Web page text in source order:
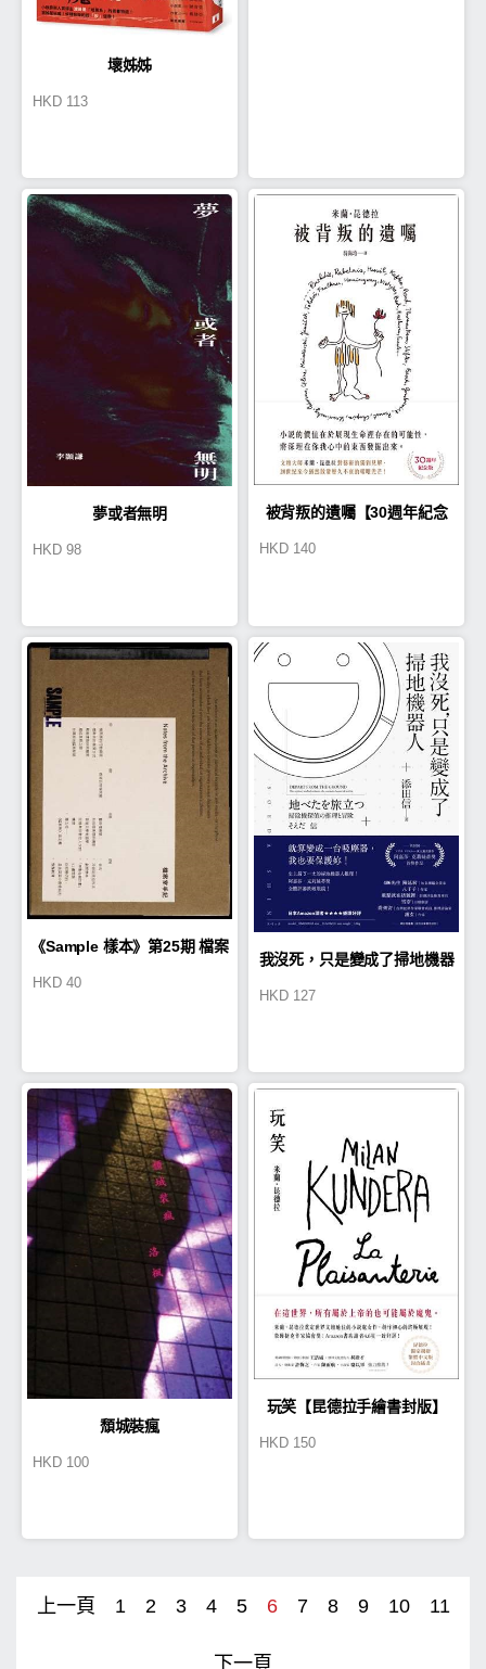
壞姊姊
HKD 113
夢或者無明
HKD 98
被背叛的遺囑【30週年紀念
HKD 140
《Sample 樣本》第25期 檔案
HKD 40
我沒死，只是變成了掃地機器
HKD 127
頹城裝瘋
HKD 100
玩笑【昆德拉手繪書封版】
HKD 150
上一頁 1 2 3 4 5 6 7 8 9 10 11
下一頁